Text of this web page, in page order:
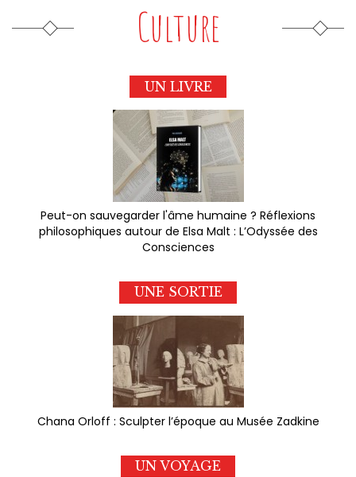
Culture
UN LIVRE
Peut-on sauvegarder l'âme humaine ? Réflexions
philosophiques autour de Elsa Malt : L’Odyssée des
Consciences
UNE SORTIE
Chana Orloff : Sculpter l’époque au Musée Zadkine
UN VOYAGE